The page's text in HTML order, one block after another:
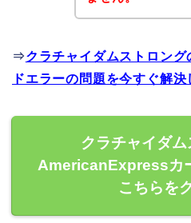
⇒クラチャイダムストロン
ドエラーの問題を今すぐ解
クラチャイダ
AmericanExpressカ
こちらを